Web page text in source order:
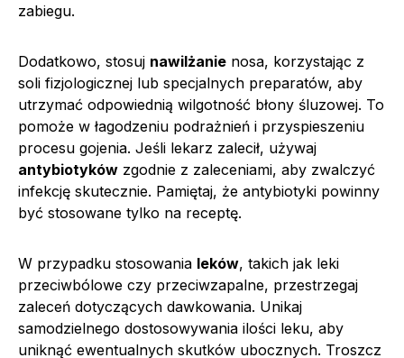
zabiegu.
Dodatkowo, stosuj nawilżanie nosa, korzystając z
soli fizjologicznej lub specjalnych preparatów, aby
utrzymać odpowiednią wilgotność błony śluzowej. To
pomoże w łagodzeniu podrażnień i przyspieszeniu
procesu gojenia. Jeśli lekarz zalecił, używaj
antybiotyków zgodnie z zaleceniami, aby zwalczyć
infekcję skutecznie. Pamiętaj, że antybiotyki powinny
być stosowane tylko na receptę.
W przypadku stosowania leków, takich jak leki
przeciwbólowe czy przeciwzapalne, przestrzegaj
zaleceń dotyczących dawkowania. Unikaj
samodzielnego dostosowywania ilości leku, aby
uniknąć ewentualnych skutków ubocznych. Troszcz